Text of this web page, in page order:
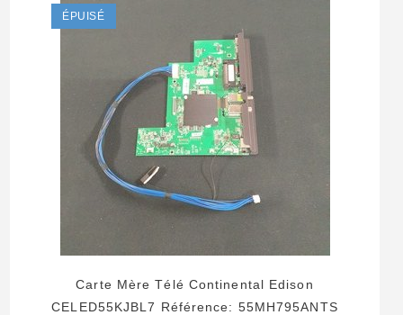
ÉPUISÉ
Carte Mère Télé Continental Edison
CELED55KJBL7 Référence: 55MH795ANTS